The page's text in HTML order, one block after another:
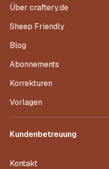
Über craftery.de
Sheep Friendly
Blog
Abonnements
Korrekturen
Vorlagen
Kundenbetreuung
Kontakt